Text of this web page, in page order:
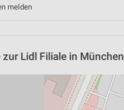
melden
zur Lidl Filiale in München